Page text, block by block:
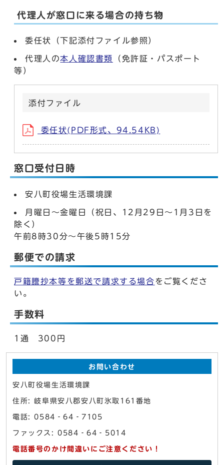
代理人が窓口に来る場合の持ち物
委任状（下記添付ファイル参照）
代理人の本人確認書類
（免許証・パスポート
等）
添付ファイル
委任状(PDF形式、94.54KB)
窓口受付日時
安八町役場生活環境課
月曜日～金曜日（祝日、12月29日～1月3日を
除く）
午前8時30分～午後5時15分
郵便での請求
戸籍謄抄本等を郵送で請求する場合 をご覧くださ
い。
手数料
1通 300円
お問い合わせ
安八町役場生活環境課
住所: 岐阜県安八郡安八町氷取161番地
電話: 0584‐64‐7105
ファックス: 0584‐64‐5014
電話番号のかけ間違いにご注意ください！